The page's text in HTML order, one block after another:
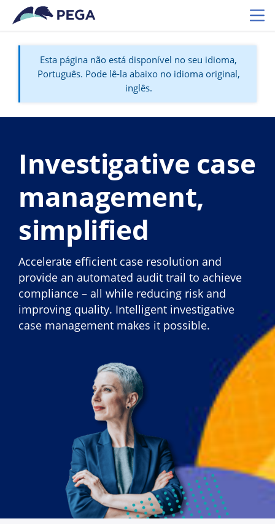
Pular para o conteúdo principal
Esta página não está disponível no seu idioma,
Português. Pode lê-la abaixo no idioma original,
inglês.
Investigative case
management,
simplified
Accelerate efficient case resolution and
provide an automated audit trail to achieve
compliance – all while reducing risk and
improving quality. Intelligent investigative
case management makes it possible.